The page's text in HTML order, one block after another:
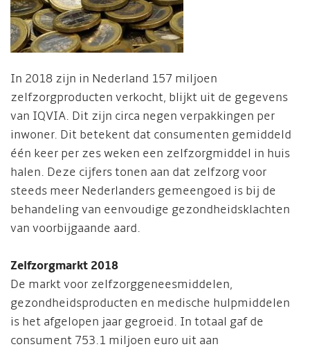
In 2018 zijn in Nederland 157 miljoen
zelfzorgproducten verkocht, blijkt uit de gegevens
van IQVIA. Dit zijn circa negen verpakkingen per
inwoner. Dit betekent dat consumenten gemiddeld
één keer per zes weken een zelfzorgmiddel in huis
halen. Deze cijfers tonen aan dat zelfzorg voor
steeds meer Nederlanders gemeengoed is bij de
behandeling van eenvoudige gezondheidsklachten
van voorbijgaande aard.
Zelfzorgmarkt 2018
De markt voor zelfzorggeneesmiddelen,
gezondheidsproducten en medische hulpmiddelen
is het afgelopen jaar gegroeid. In totaal gaf de
consument 753.1 miljoen euro uit aan